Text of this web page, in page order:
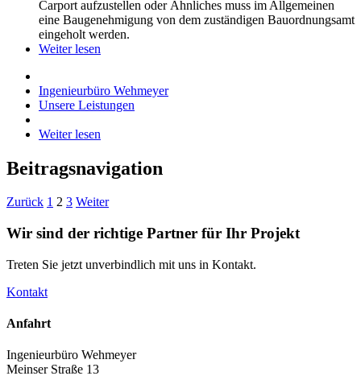
Carport aufzustellen oder Ähnliches muss im Allgemeinen
eine Baugenehmigung von dem zuständigen Bauordnungsamt
eingeholt werden.
Weiter lesen
Ingenieurbüro Wehmeyer
Unsere Leistungen
Weiter lesen
Beitragsnavigation
Zurück 1 2 3 Weiter
Wir sind der richtige Partner für Ihr Projekt
Treten Sie jetzt unverbindlich mit uns in Kontakt.
Kontakt
Anfahrt
Ingenieurbüro Wehmeyer
Meinser Straße 13